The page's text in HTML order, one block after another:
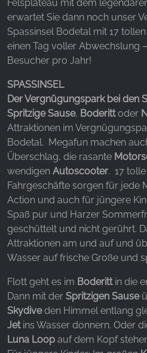
Felsplateau mit dem
erwartet Sie dann noch unser
Spassinsel Bodetal mit 17
einen Tag voller Abwechslung
Besucher pro Jahr!
SPASSINSEL
Der Vergnügungspark bei den
Spritzige Sause, Boderittoder
Attraktionen im
Bodetal. Megafun machen
Überschlag, die rasante
wendigen Autoscooter. 17
Fahrgeschäfte sorgen für jede
Action und auch für jüngere
Spaß pur und Harzer
geschüttelt und nicht gerührt.
Attraktionen am und auf und
Wasser auf frische Große und
Flott geht es im Boderittin die
Dann mit der Spritzigen Sause
Skydiveden Himmel entlang
Jetins Wasser donnern. Oder
Luna Loop auf dem Kopf
Facebook Pixel
_fbp, fr, _fbq, fbq
Anbieter:
Facebook Ireland Ltd.
Zweck:
Werbemessung und
Cookie Laufzeit:
3 Monate - 1 Jahr
STATISTIK
Statistik Cookies erfassen
Diese Informationen
Google Analytics
Name:
_ga, _gid, _gac_gb_